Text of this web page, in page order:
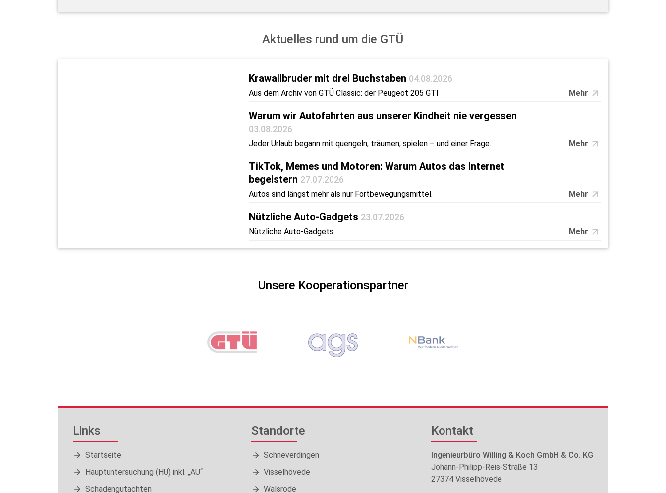
Aktuelles rund um die GTÜ
Krawallbruder mit drei Buchstaben 04.08.2026
Aus dem Archiv von GTÜ Classic: der Peugeot 205 GTI Mehr
Warum wir Autofahrten aus unserer Kindheit nie vergessen
03.08.2026
Jeder Urlaub begann mit quengeln, träumen, spielen – und einer Frage. Mehr
TikTok, Memes und Motoren: Warum Autos das Internet
begeistern 27.07.2026
Autos sind längst mehr als nur Fortbewegungsmittel. Mehr
Nützliche Auto-Gadgets 23.07.2026
Nützliche Auto-Gadgets Mehr
Unsere Kooperationspartner
Links
Startseite
Hauptuntersuchung (HU) inkl. „AU“
Schadengutachten
Standorte
Schneverdingen
Visselhövede
Walsrode
Kontakt
Ingenieurbüro Willing & Koch GmbH & Co. KG
Johann-Philipp-Reis-Straße 13
27374 Visselhövede